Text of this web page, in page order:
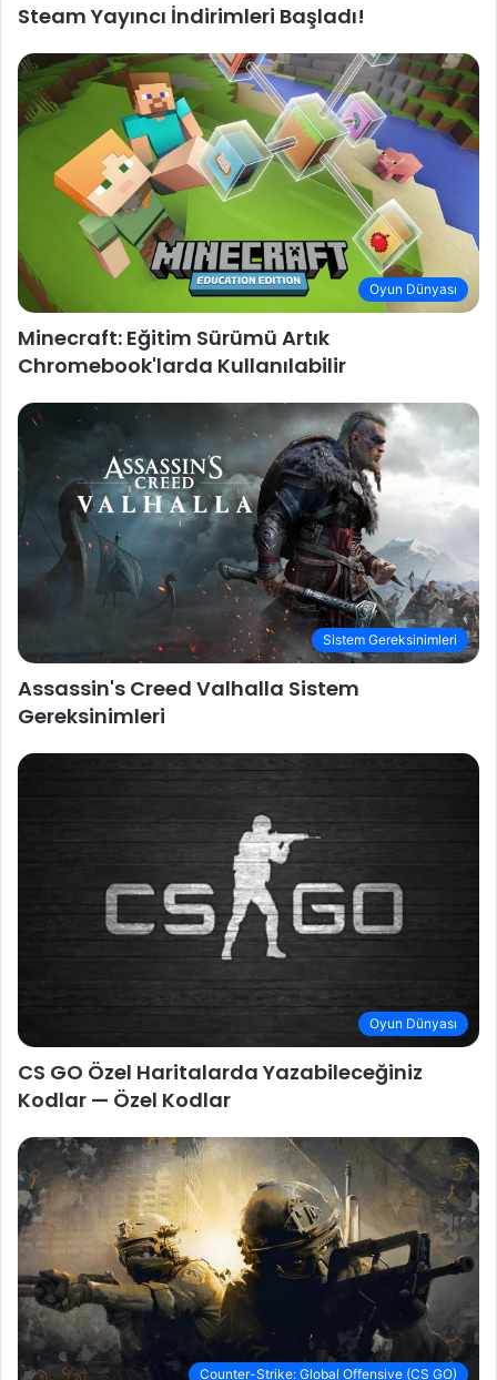
Steam Yayıncı İndirimleri Başladı!
Oyun Dünyası
Minecraft: Eğitim Sürümü Artık
Chromebook'larda Kullanılabilir
Sistem Gereksinimleri
Assassin's Creed Valhalla Sistem
Gereksinimleri
Oyun Dünyası
CS GO Özel Haritalarda Yazabileceğiniz
Kodlar — Özel Kodlar
Counter-Strike: Global Offensive (CS GO)